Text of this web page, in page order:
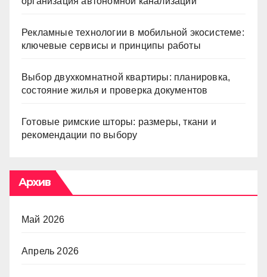
Рекламные технологии в мобильной экосистеме:
ключевые сервисы и принципы работы
Выбор двухкомнатной квартиры: планировка,
состояние жилья и проверка документов
Готовые римские шторы: размеры, ткани и
рекомендации по выбору
Архив
Май 2026
Апрель 2026